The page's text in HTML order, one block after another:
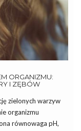
ORGANIZMU:
I ZĘBÓW
zielonych warzyw
organizmu
równowaga pH,